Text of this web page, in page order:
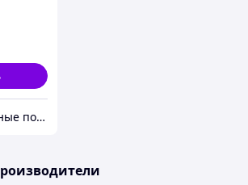
"4You" Необычные подарки.